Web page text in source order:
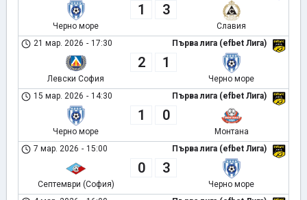
Черно море
1 3
Славия
Първа лига (efbet Лига)
21 мар. 2026 - 17:30
Левски София
2 1
Черно море
Първа лига (efbet Лига)
15 мар. 2026 - 14:30
Черно море
1 0
Монтана
Първа лига (efbet Лига)
7 мар. 2026 - 15:00
Септември (София)
0 3
Черно море